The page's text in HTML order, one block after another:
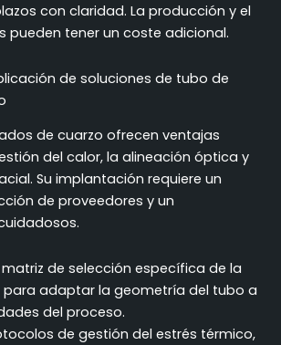
con claridad. La producción y el
pueden tener un coste adicional.
de soluciones de tubo de
de cuarzo ofrecen ventajas
del calor, la alineación óptica y
Su implantación requiere un
de proveedores y un
matriz de selección específica de la
adaptar la geometría del tubo a
del proceso.
de gestión del estrés térmico,